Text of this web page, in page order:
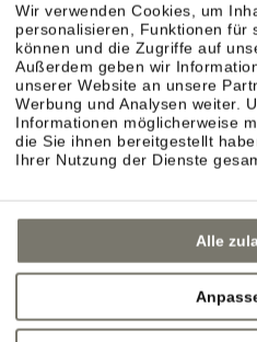
Wir verwenden Cookies, um
personalisieren, Funktionen für
können und die Zugriffe auf
Außerdem geben wir
unserer Website an unsere
Werbung und Analysen weiter.
Informationen möglicherweise
die Sie ihnen bereitgestellt
Ihrer Nutzung der Dienste
Alle